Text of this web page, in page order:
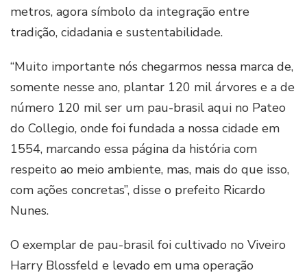
metros, agora símbolo da integração entre
tradição, cidadania e sustentabilidade.
“Muito importante nós chegarmos nessa marca de,
somente nesse ano, plantar 120 mil árvores e a de
número 120 mil ser um pau-brasil aqui no Pateo
do Collegio, onde foi fundada a nossa cidade em
1554, marcando essa página da história com
respeito ao meio ambiente, mas, mais do que isso,
com ações concretas”, disse o prefeito Ricardo
Nunes.
O exemplar de pau-brasil foi cultivado no Viveiro
Harry Blossfeld e levado em uma operação